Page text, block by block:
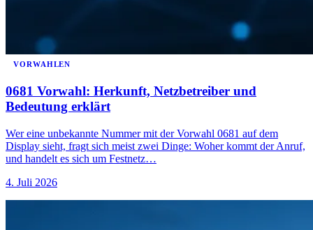
VORWAHLEN
0681 Vorwahl: Herkunft, Netzbetreiber und
Bedeutung erklärt
Wer eine unbekannte Nummer mit der Vorwahl 0681 auf dem
Display sieht, fragt sich meist zwei Dinge: Woher kommt der Anruf,
und handelt es sich um Festnetz…
4. Juli 2026